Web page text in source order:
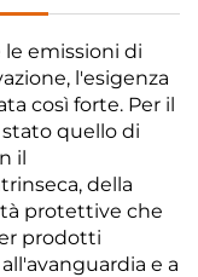
emissioni di
l'esigenza
così forte. Per il
quello di
il
della
protettive che
prodotti
e a